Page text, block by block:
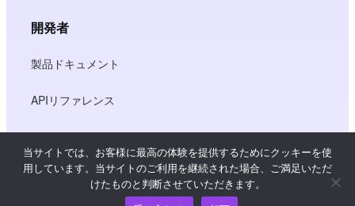
開発者
製品ドキュメント
APIリファレンス
JS SDKリファレンス
当サイトでは、お客様に最高の体験を提供するためにクッキーを使
用しています。当サイトのご利用を継続された場合、ご満足いただ
けたものと判断させていただきます。